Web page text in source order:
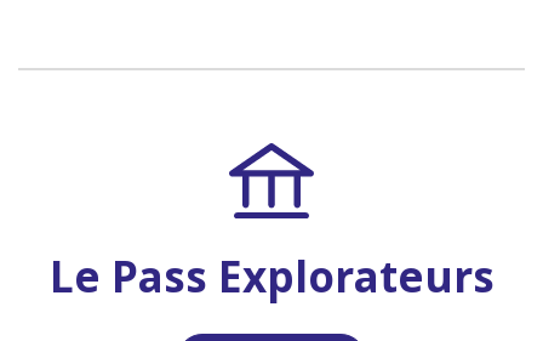
Le Pass Explorateurs